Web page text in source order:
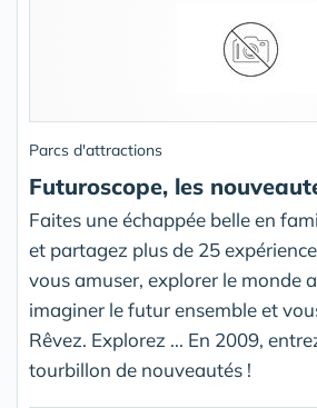
Parcs d'attractions
Futuroscope, les
Faites une échappée belle en
et partagez plus de 25
vous amuser, explorer le monde
imaginer le futur ensemble et
Rêvez. Explorez ... En 2009,
tourbillon de nouveautés !